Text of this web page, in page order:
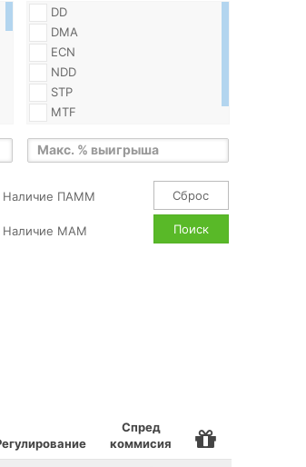
DD
DMA
ECN
NDD
STP
MTF
Наличие ПАММ
Наличие MAM
Сброс
Поиск
Спред
коммисия